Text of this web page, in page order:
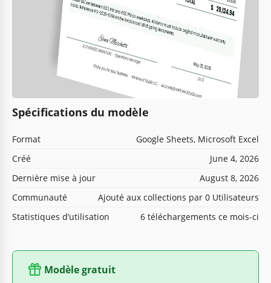
Spécifications du modèle
Format
Google Sheets, Microsoft Excel
Créé
June 4, 2026
Dernière mise à jour
August 8, 2026
Communauté
Ajouté aux collections par 0 Utilisateurs
Statistiques d’utilisation
6 téléchargements ce mois-ci
Modèle gratuit